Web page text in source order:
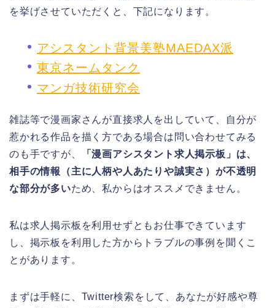
を挙げさせていただくと、下記になります。
アシスタント背景美塾MAEDAX派
東京ネームタンク
マンガ技術研究会
雑誌等で漫画家さんが直接求人を出していて、自分が
惹かれる作品を描く方である場合は問い合わせてみる
のも手ですが、
「漫画アシスタント求人掲示板」は、
相手の情報（主に人柄や人あたりや誠実さ）が不透明
な部分が多いため、私からはオススメできません。
私は求人掲示板を利用せずともお仕事できています
し、掲示板を利用した方からトラブルの事例を聞くこ
とがあります。
まずは手軽に、Twitter検索をして、あなたが好感や尊